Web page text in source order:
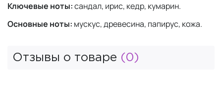
Ключевые ноты:сандал, ирис, кедр, кумарин.
Основные ноты: мускус, древесина, папирус, кожа.
Отзывы о товаре (0)